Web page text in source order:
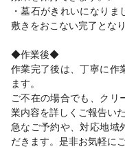
・墓石がきれいになり
敷きをおこない完了となり
◆作業後◆
作業完了後は、丁寧に作
ます。
ご不在の場合でも、クリ
業内容を詳しくご報告いた
急なご予約や、対応地域
だきます。是非お気軽に